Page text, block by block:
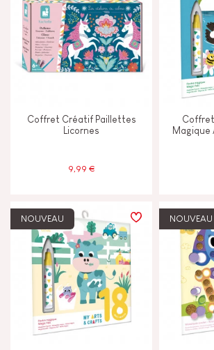
Coffret Créatif Paillettes
Licornes
9,99 €
Magique
NOUVEAU NOUVEAU